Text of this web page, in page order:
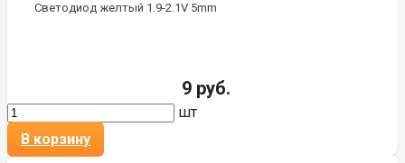
Светодиод желтый 1.9-2.1V 5mm
9 руб.
шт
В корзину